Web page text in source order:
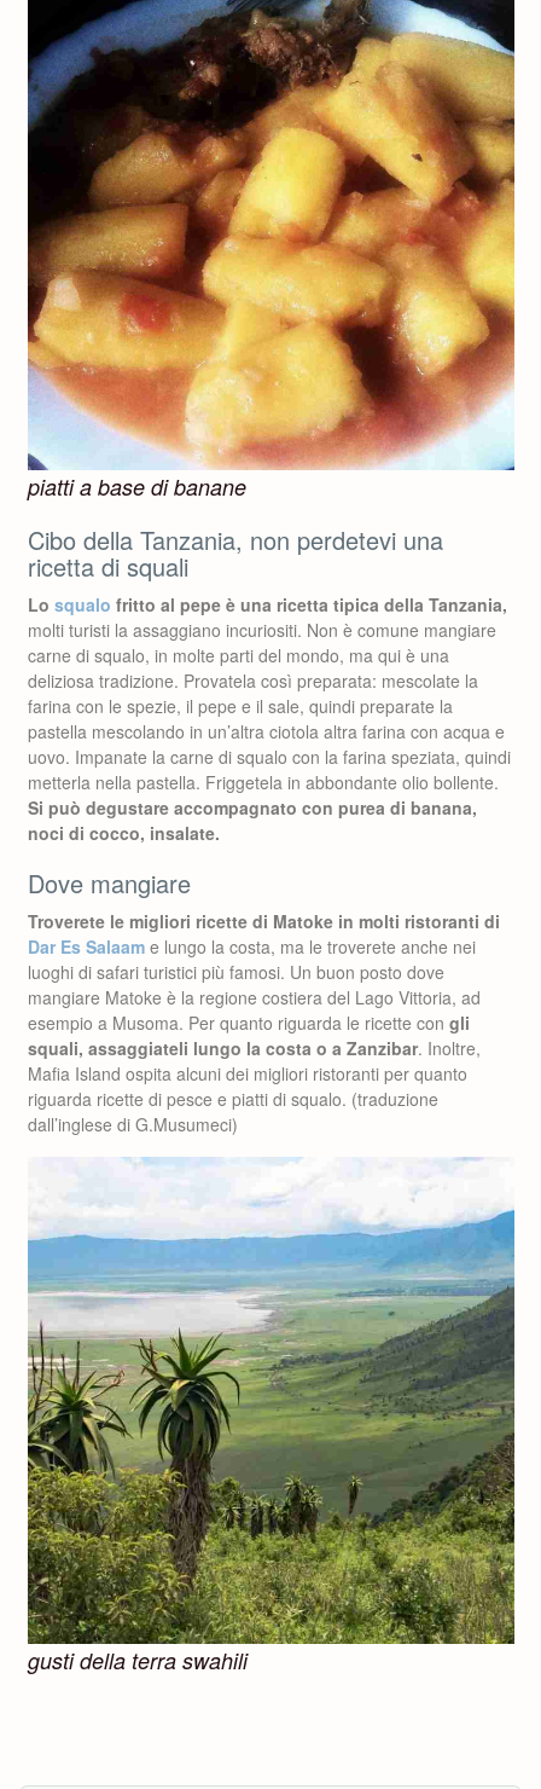
piatti a base di banane
Cibo della Tanzania, non perdetevi una
ricetta di squali
Lo squalo fritto al pepe è una ricetta tipica della Tanzania,
molti turisti la assaggiano incuriositi. Non è comune mangiare
carne di squalo, in molte parti del mondo, ma qui è una
deliziosa tradizione. Provatela così preparata: mescolate la
farina con le spezie, il pepe e il sale, quindi preparate la
pastella mescolando in un’altra ciotola altra farina con acqua e
uovo. Impanate la carne di squalo con la farina speziata, quindi
metterla nella pastella. Friggetela in abbondante olio bollente.
Si può degustare accompagnato con purea di banana,
noci di cocco, insalate.
Dove mangiare
Troverete le migliori ricette di Matoke in molti ristoranti di
Dar Es Salaam e lungo la costa, ma le troverete anche nei
luoghi di safari turistici più famosi. Un buon posto dove
mangiare Matoke è la regione costiera del Lago Vittoria, ad
esempio a Musoma. Per quanto riguarda le ricette con gli
squali, assaggiateli lungo la costa o a Zanzibar. Inoltre,
Mafia Island ospita alcuni dei migliori ristoranti per quanto
riguarda ricette di pesce e piatti di squalo. (traduzione
dall’inglese di G.Musumeci)
gusti della terra swahili